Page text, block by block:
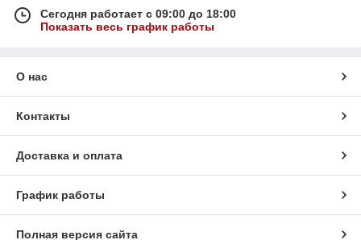
Сегодня работает с 09:00 до 18:00
Показать весь график работы
О нас
Контакты
Доставка и оплата
График работы
Полная версия сайта